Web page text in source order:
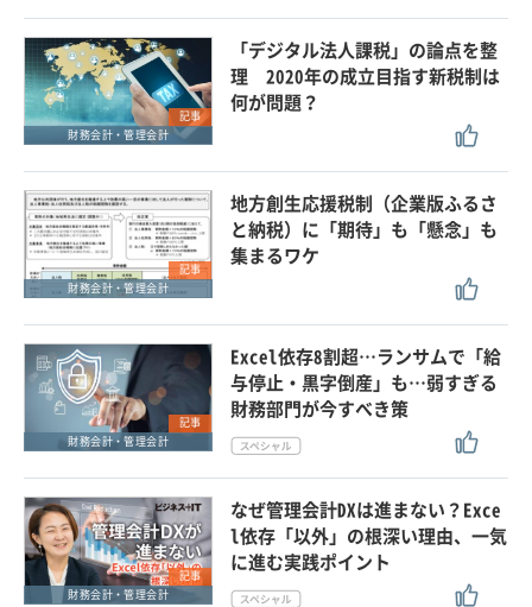
記事
財務会計・管理会計
「デジタル法人課税」の論点を整
理 2020年の成立目指す新税制は
何が問題？
記事
財務会計・管理会計
地方創生応援税制（企業版ふるさ
と納税）に「期待」も「懸念」も
集まるワケ
記事
財務会計・管理会計
Excel依存8割超…ランサムで「給
与停止・黒字倒産」も…弱すぎる
財務部門が今すべき策
記事
財務会計・管理会計
なぜ管理会計DXは進まない？Exce
l依存「以外」の根深い理由、一気
に進む実践ポイント